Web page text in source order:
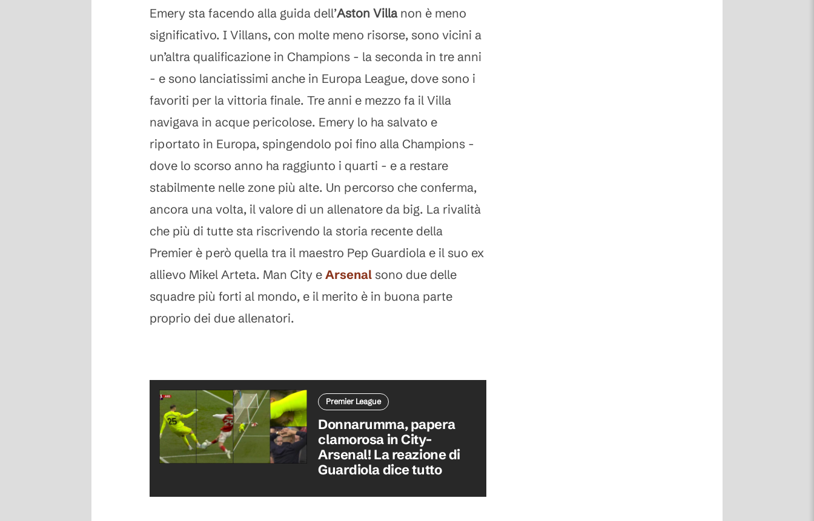
Emery sta facendo alla guida dell’Aston Villanon è meno
significativo. I Villans, con molte meno risorse, sono vicini a
un’altra qualificazione in Champions - la seconda in tre anni
- e sono lanciatissimi anche in Europa League, dove sono i
favoriti per la vittoria finale. Tre anni e mezzo fa il Villa
navigava in acque pericolose. Emery lo ha salvato e
riportato in Europa, spingendolo poi fino alla Champions -
dove lo scorso anno ha raggiunto i quarti - e a restare
stabilmente nelle zone più alte. Un percorso che conferma,
ancora una volta, il valore di un allenatore da big. La rivalità
che più di tutte sta riscrivendo la storia recente della
Premier è però quella tra il maestro Pep Guardiola e il suo ex
allievo Mikel Arteta. Man City e Arsenal sono due delle
squadre più forti al mondo, e il merito è in buona parte
proprio dei due allenatori.
Premier League
Donnarumma, papera
clamorosa in City-
Arsenal! La reazione di
Guardiola dice tutto